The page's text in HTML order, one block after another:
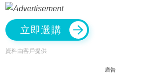
立即選購
資料由客戶提供
廣告